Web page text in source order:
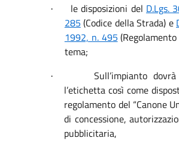
· le disposizioni del D.Lgs.
285 (Codice della Strada) e
1992, n. 495
tema;
·
Sull’impianto
l’etichetta così come
regolamento del “Canone
di concessione,
pubblicitaria,